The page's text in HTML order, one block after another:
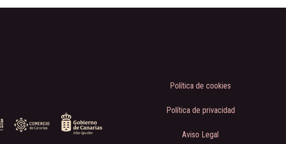
Política de cookies
Política de privacidad
Aviso Legal